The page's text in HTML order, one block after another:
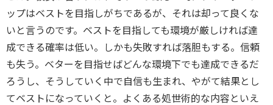
ップはベストを目指しがちであるが、それは却って良くな
いと言うのです。ベストを目指しても環境が厳しければ達
成できる確率は低い。しかも失敗すれば落胆もする。信頼
も失う。ベターを目指せばどんな環境下でも達成できるだ
ろうし、そうしていく中で自信も生まれ、やがて結果とし
てベストになっていくと。よくある処世術的な内容といえ